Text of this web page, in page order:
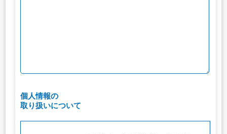
個人情報の
取り扱いについて